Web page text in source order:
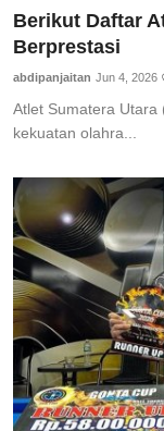
Berikut Daftar
Berprestasi
abdipanjaitan Jun 4, 2026
Atlet Sumatera Utara
kekuatan olahra...